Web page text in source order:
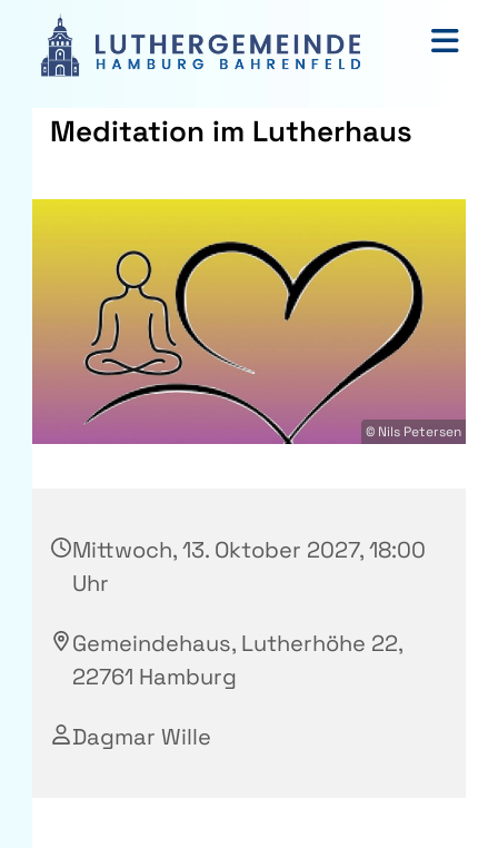
Meditation im Lutherhaus
© Nils Petersen
Mittwoch, 13. Oktober 2027, 18:00
Uhr
Gemeindehaus, Lutherhöhe 22,
22761 Hamburg
Dagmar Wille